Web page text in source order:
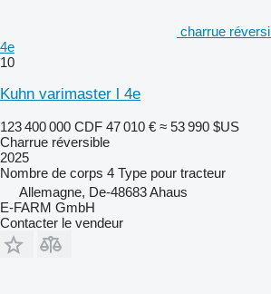
charrue
4e
10
Kuhn varimaster l 4e
123 400 000 CDF 47 010 € ≈ 53 990 $US
Charrue réversible
2025
Nombre de corps 4 Type pour tracteur
Allemagne, De-48683 Ahaus
E-FARM GmbH
Contacter le vendeur